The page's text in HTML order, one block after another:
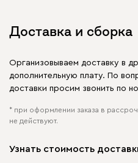
Доставка и сборка
Организовываем доставку в
дополнительную плату. По
доставки просим звонить по
* при оформлении заказа в
не действуют.
Узнать стоимость